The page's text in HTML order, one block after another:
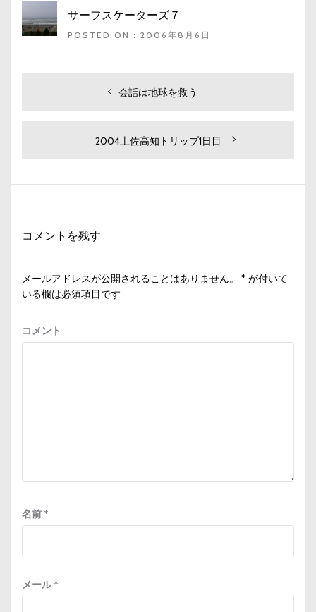
サーフスケーターズ７
POSTED ON : 2006年8月6日
ョ
過
投
会話は地球を救う
次
稿:
2004土佐高知トリップ1日目
コメントを残す
メールアドレスが公開されることはありません。 * が付いて
いる欄は必須項目です
コメント
名前 *
メール*